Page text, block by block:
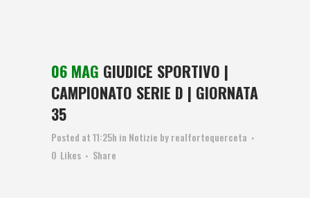
06 MAG GIUDICE SPORTIVO |
CAMPIONATO SERIE D | GIORNATA
35
Posted at 11:25h in Notizie byrealfortequerceta
0 Likes Share